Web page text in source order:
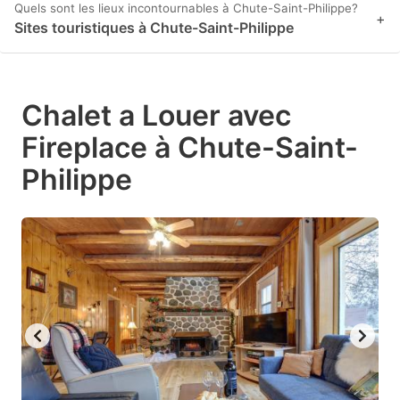
Quels sont les lieux incontournables à Chute-Saint-Philippe?
Sites touristiques à Chute-Saint-Philippe +
Chalet a Louer avec
Fireplace à Chute-Saint-
Philippe